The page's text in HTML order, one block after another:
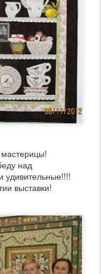
над
удивительные!!!!
выставки!